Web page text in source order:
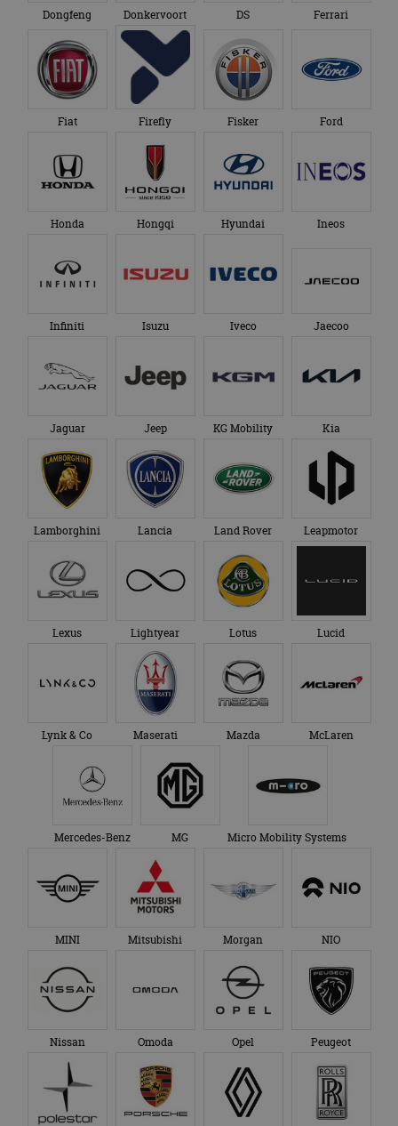
Dongfeng Donkervoort DS Ferrari
Fiat Firefly Fisker Ford
Honda Hongqi Hyundai Ineos
Infiniti Isuzu Iveco Jaecoo
Jaguar Jeep KG Mobility Kia
Lamborghini Lancia Land Rover Leapmotor
Lexus Lightyear Lotus Lucid
Lynk & Co Maserati Mazda McLaren
Mercedes-Benz MG Micro Mobility Systems
MINI Mitsubishi Morgan NIO
Nissan Omoda Opel Peugeot